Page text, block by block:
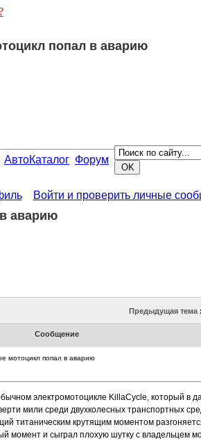
попал в аварию
АвтоКаталог Форум
Войти и проверить личные
аварию
Предыдущая тема
Сообщение
мотоцикл попал в аварию
электромотоцикле KillaCycle, который в
мили среди двухколесных транспортных
титаническим крутящим моментом
момент и сыграл плохую шутку с владельцем